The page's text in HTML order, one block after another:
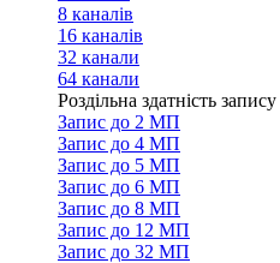
8 каналів
16 каналів
32 канали
64 канали
Роздільна здатність запису
Запис до 2 МП
Запис до 4 МП
Запис до 5 МП
Запис до 6 МП
Запис до 8 МП
Запис до 12 МП
Запис до 32 МП